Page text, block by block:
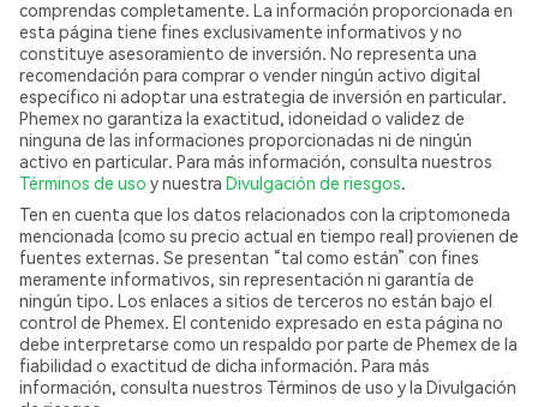
comprendas completamente. La información proporcionada en
esta página tiene fines exclusivamente informativos y no
constituye asesoramiento de inversión. No representa una
recomendación para comprar o vender ningún activo digital
específico ni adoptar una estrategia de inversión en particular.
Phemex no garantiza la exactitud, idoneidad o validez de
ninguna de las informaciones proporcionadas ni de ningún
activo en particular. Para más información, consulta nuestros
Términos de uso y nuestra Divulgación de riesgos.
Ten en cuenta que los datos relacionados con la criptomoneda
mencionada (como su precio actual en tiempo real) provienen de
fuentes externas. Se presentan “tal como están” con fines
meramente informativos, sin representación ni garantía de
ningún tipo. Los enlaces a sitios de terceros no están bajo el
control de Phemex. El contenido expresado en esta página no
debe interpretarse como un respaldo por parte de Phemex de la
fiabilidad o exactitud de dicha información. Para más
información, consulta nuestros Términos de uso y la Divulgación